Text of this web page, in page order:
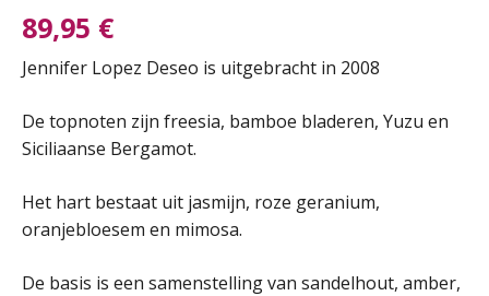
89,95 €
Jennifer Lopez Deseo is uitgebracht in 2008
De topnoten zijn freesia, bamboe bladeren, Yuzu en
Siciliaanse Bergamot.
Het hart bestaat uit jasmijn, roze geranium,
oranjebloesem en mimosa.
De basis is een samenstelling van sandelhout, amber,